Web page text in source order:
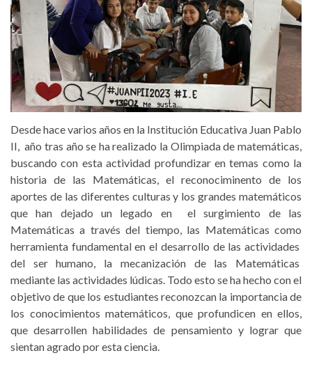
Desde hace varios años en la Institución Educativa Juan Pablo
II, año tras año se ha realizado la Olimpiada de matemáticas,
buscando con esta actividad profundizar en temas como la
historia de las Matemáticas, el reconociminento de los
aportes de las diferentes culturas y los grandes matemáticos
que han dejado un legado en el surgimiento de las
Matemáticas a través del tiempo, las Matemáticas como
herramienta fundamental en el desarrollo de las actividades
del ser humano, la mecanización de las Matemáticas
mediante las actividades lúdicas. Todo esto se ha hecho con el
objetivo de que los estudiantes reconozcan la importancia de
los conocimientos matemáticos, que profundicen en ellos,
que desarrollen habilidades de pensamiento y lograr que
sientan agrado por esta ciencia.